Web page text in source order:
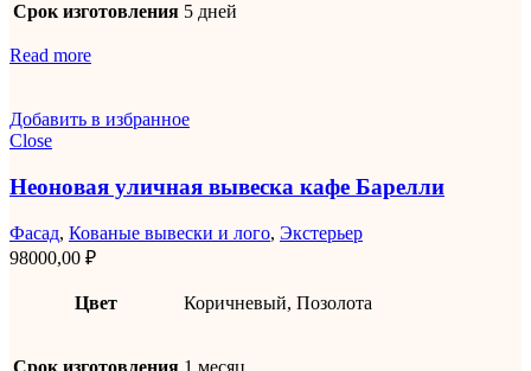
Срок изготовления 5 дней
Read more
Добавить в избранное
Close
Неоновая уличная вывеска кафе Барелли
Фасад, Кованые вывески и лого, Экстерьер
98000,00 ₽
Цвет Коричневый, Позолота
Срок изготовления 1 месяц